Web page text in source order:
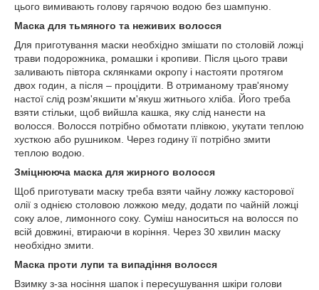
цього вимивають голову гарячою водою без шампуню.
Маска для тьмяного та неживих волосся
Для приготування маски необхідно змішати по столовій ложці
трави подорожника, ромашки і кропиви. Після цього трави
заливають півтора склянками окропу і настояти протягом
двох годин, а після – процідити. В отриманому трав'яному
настої слід розм'якшити м'якуш житнього хліба. Його треба
взяти стільки, щоб вийшла кашка, яку слід нанести на
волосся. Волосся потрібно обмотати плівкою, укутати теплою
хусткою або рушником. Через годину її потрібно змити
теплою водою.
Зміцнююча маска для жирного волосся
Щоб приготувати маску треба взяти чайну ложку касторової
олії з однією столовою ложкою меду, додати по чайній ложці
соку алое, лимонного соку. Суміш наноситься на волосся по
всій довжині, втираючи в коріння. Через 30 хвилин маску
необхідно змити.
Маска проти лупи та випадіння волосся
Взимку з-за носіння шапок і пересушування шкіри голови